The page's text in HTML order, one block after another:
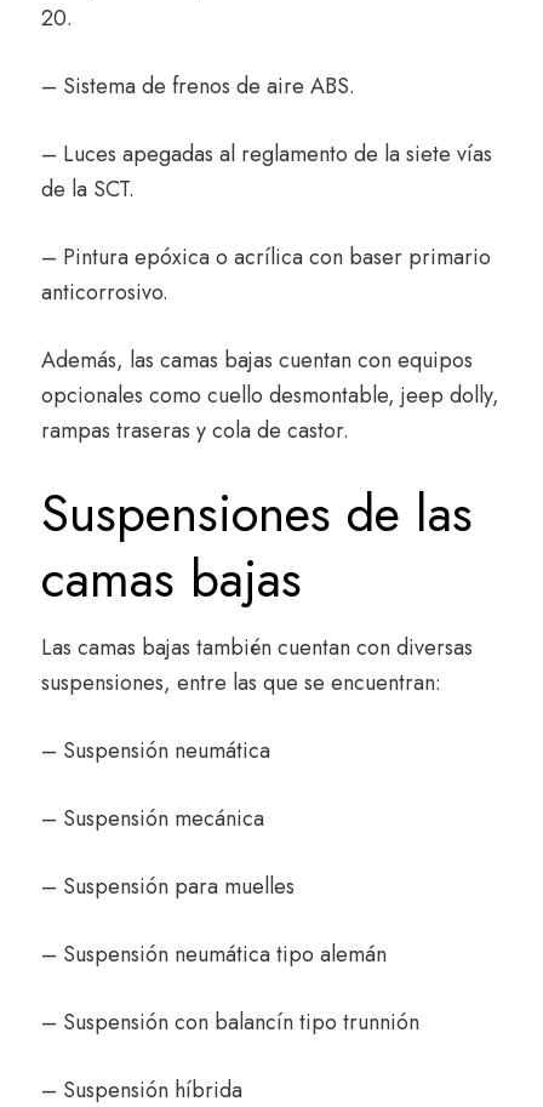
20.
– Sistema de frenos de aire ABS.
– Luces apegadas al reglamento de la siete vías
de la SCT.
– Pintura epóxica o acrílica con baser primario
anticorrosivo.
Además, las camas bajas cuentan con equipos
opcionales como cuello desmontable, jeep dolly,
rampas traseras y cola de castor.
Suspensiones de las
camas bajas
Las camas bajas también cuentan con diversas
suspensiones, entre las que se encuentran:
– Suspensión neumática
– Suspensión mecánica
– Suspensión para muelles
– Suspensión neumática tipo alemán
– Suspensión con balancín tipo trunnión
– Suspensión híbrida